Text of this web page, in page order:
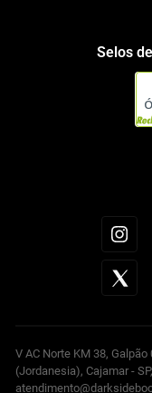
Selos
V AC Norte KM 38,
(Jordanesia), Cajamar -